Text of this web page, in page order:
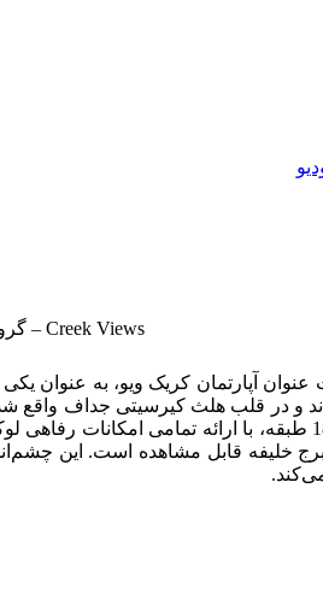
Creek Views – گروه
آپارتمان کریک ویو، به عنوان
و در قلب هلث کیرسیتی جداف
آن با دقت و توجه ویژه‌ای صورت گرفته است. این
خلیفه قابل مشاهده است. این